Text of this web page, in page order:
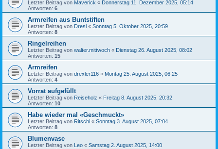
Letzter Beitrag von Maverick « Donnerstag 11. Dezember 2025, 05:14
Antworten: 6
Armreifen aus Buntstiften
Letzter Beitrag von Dresi « Sonntag 5. Oktober 2025, 20:59
Antworten: 8
Ringelreihen
Letzter Beitrag von walter.mittwoch « Dienstag 26. August 2025, 08:02
Antworten: 15
Armreifen
Letzter Beitrag von drexler116 « Montag 25. August 2025, 06:25
Antworten: 4
Vorrat aufgefüllt
Letzter Beitrag von Reiseholz « Freitag 8. August 2025, 20:32
Antworten: 10
Habe wieder mal «Geschmuckt»
Letzter Beitrag von Ritschi « Sonntag 3. August 2025, 07:04
Antworten: 8
Blumenvase
Letzter Beitrag von Leo « Samstag 2. August 2025, 14:00